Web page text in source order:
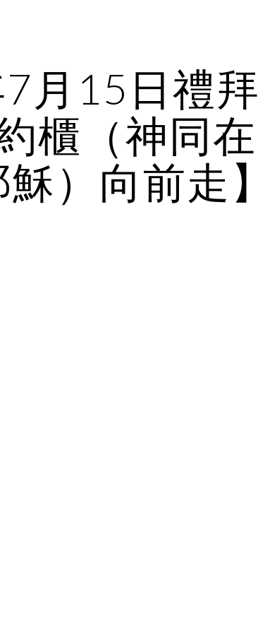
月15日禮拜
櫃（神同在
）向前走】